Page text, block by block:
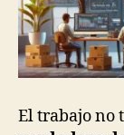
El trabajo no